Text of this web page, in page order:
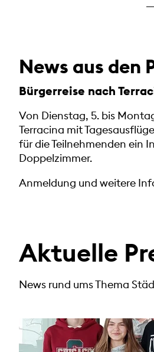
News aus
Bürgerreise nach
Von Dienstag, 5. bis
Terracina mit
für die Teilnehmenden ein
Doppelzimmer.
Anmeldung und weitere
Aktuelle
News rund ums Thema